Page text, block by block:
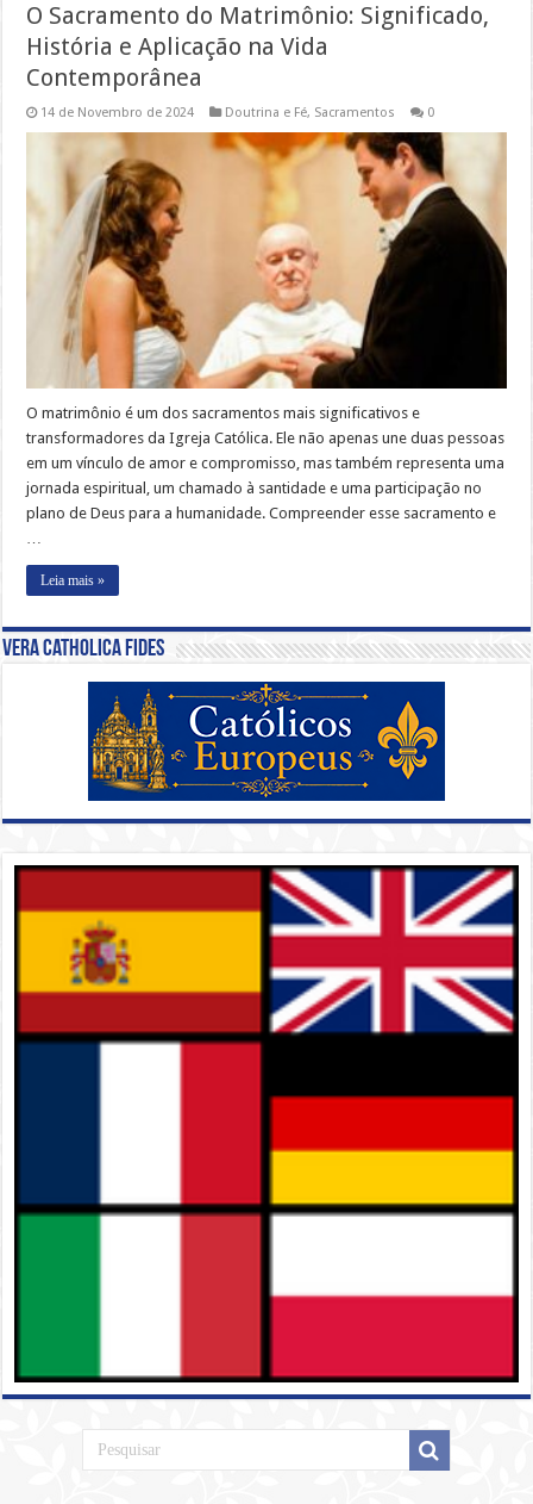
O Sacramento do Matrimônio: Significado,
História e Aplicação na Vida
Contemporânea
14 de Novembro de 2024 Doutrina e Fé, Sacramentos 0
O matrimônio é um dos sacramentos mais significativos e
transformadores da Igreja Católica. Ele não apenas une duas pessoas
em um vínculo de amor e compromisso, mas também representa uma
jornada espiritual, um chamado à santidade e uma participação no
plano de Deus para a humanidade. Compreender esse sacramento e
…
Leia mais »
Vera Catholica Fides